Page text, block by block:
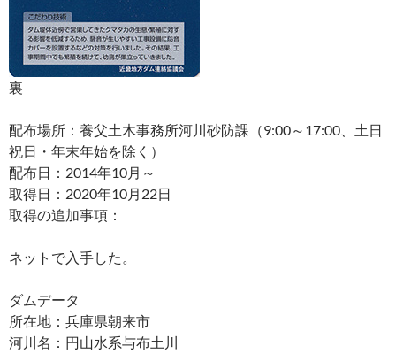
裏
配布場所：養父土木事務所河川砂防課（9:00～17:00、土日
祝日・年末年始を除く）
配布日：2014年10月～
取得日：2020年10月22日
取得の追加事項：
ネットで入手した。
ダムデータ
所在地：兵庫県朝来市
河川名：円山水系与布土川